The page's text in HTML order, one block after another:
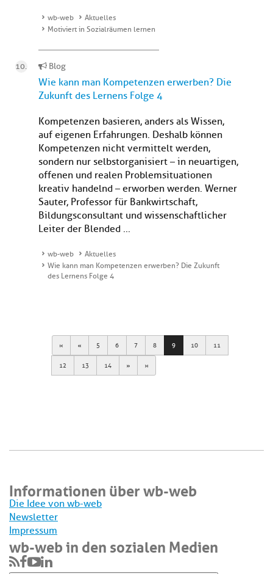
wb-web
Aktuelles
Motiviert in Sozialräumen lernen
Blog
Wie kann man Kompetenzen erwerben? Die
Zukunft des Lernens Folge 4
Kompetenzen basieren, anders als Wissen,
auf eigenen Erfahrungen. Deshalb können
Kompetenzen nicht vermittelt werden,
sondern nur selbstorganisiert – in neuartigen,
offenen und realen Problemsituationen
kreativ handelnd – erworben werden. Werner
Sauter, Professor für Bankwirtschaft,
Bildungsconsultant und wissenschaftlicher
Leiter der Blended ...
wb-web
Aktuelles
Wie kann man Kompetenzen erwerben? Die Zukunft
des Lernens Folge 4
First Previous
5 6 7 8 9 10 11
12 13 14 Next Last
Informationen über wb-web
Die Idee von wb-web
Newsletter
Impressum
wb-web in den sozialen Medien